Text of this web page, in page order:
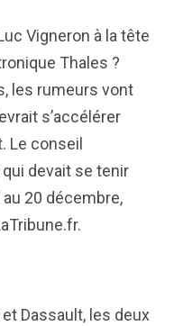
Vigneron à la tête
Thales ?
les rumeurs vont
s’accélérer
Le conseil
devait se tenir
20 décembre,
et Dassault, les deux